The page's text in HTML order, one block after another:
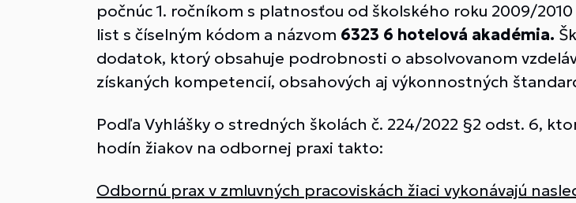
počnúc 1. ročníkom s platnosťou od školského roku 2009/
list s číselným kódom a názvom 6323 6 hotelová akadémia.
dodatok, ktorý obsahuje podrobnosti o absolvovanom
získaných kompetencií, obsahových aj výkonnostných
Podľa Vyhlášky o stredných školách č. 224/2022 §2 odst. 6,
hodín žiakov na odbornej praxi takto:
Odbornú prax v zmluvných pracoviskách žiaci vykonávajú